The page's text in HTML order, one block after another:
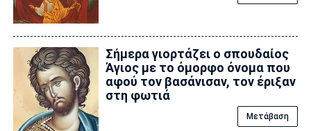
Σήμερα γιορτάζει ο σπουδαίος
Άγιος με το όμορφο όνομα που
αφού τον βασάνισαν, τον έριξαν
στη φωτιά
Μετάβαση